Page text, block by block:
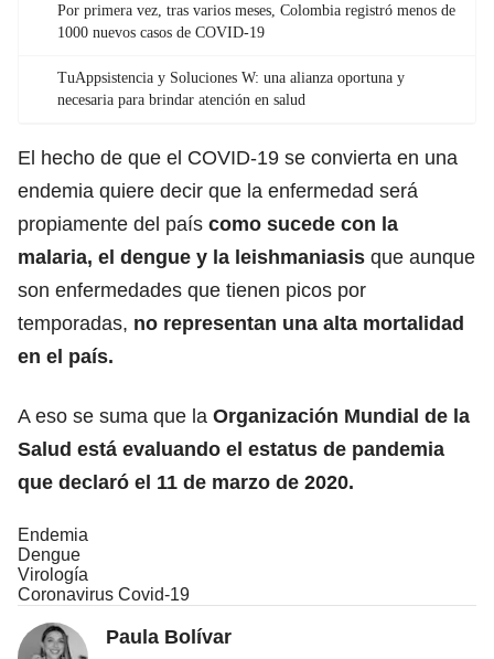
Por primera vez, tras varios meses, Colombia registró menos de
1000 nuevos casos de COVID-19
TuAppsistencia y Soluciones W: una alianza oportuna y
necesaria para brindar atención en salud
El hecho de que el COVID-19 se convierta en una
endemia quiere decir que la enfermedad será
propiamente del país como sucede con la
malaria, el dengue y la leishmaniasis que aunque
son enfermedades que tienen picos por
temporadas, no representan una alta mortalidad
en el país.
A eso se suma que la Organización Mundial de la
Salud está evaluando el estatus de pandemia
que declaró el 11 de marzo de 2020.
Endemia
Dengue
Virología
Coronavirus Covid-19
Paula Bolívar